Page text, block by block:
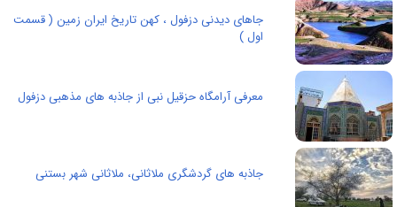
جاهای دیدنی دزفول ، کهن تاریخ ایران زمین ( قسمت
اول‌ )
معرفی آرامگاه حزقیل نبی از جاذبه های مذهبی دزفول
جاذبه های گردشگری ملاثانی، ملاثانی شهر بستنی